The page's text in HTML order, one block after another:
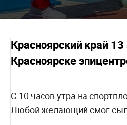
Красноярский край
Красноярске
С 10 часов утра на
Любой желающий смог